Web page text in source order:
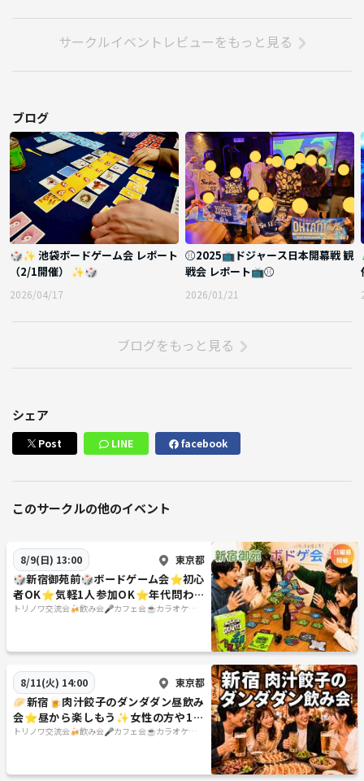
サークルイベントレビューをもっと見る
ブログ
🎲✨ 池袋ボードゲーム会 レポート
（2/1開催） ✨🎲
2026/04/17
⚾️2025📺ドジャース日本開幕戦 観
戦会 レポート📺⚾️
2026/01/21
ブログをもっと見る
シェア
Post LINE facebook
このサークルの他のイベント
8/9(日) 13:00 東京都
🎲新宿御苑前🎲ボードゲーム会⭐初心
者OK⭐気軽1人参加OK⭐年代問わず
OK
トリノワ交流会🍻飲み会🎤カフェ会☕️カラオケ会
8/11(火) 14:00 東京都
🥟新宿🍺肉汁餃子のダンダダン昼飲み
会⭐️昼から楽しもう✨女性の方や1人
参加歓迎✨
トリノワ交流会🍻飲み会🎤カフェ会☕️カラオケ会